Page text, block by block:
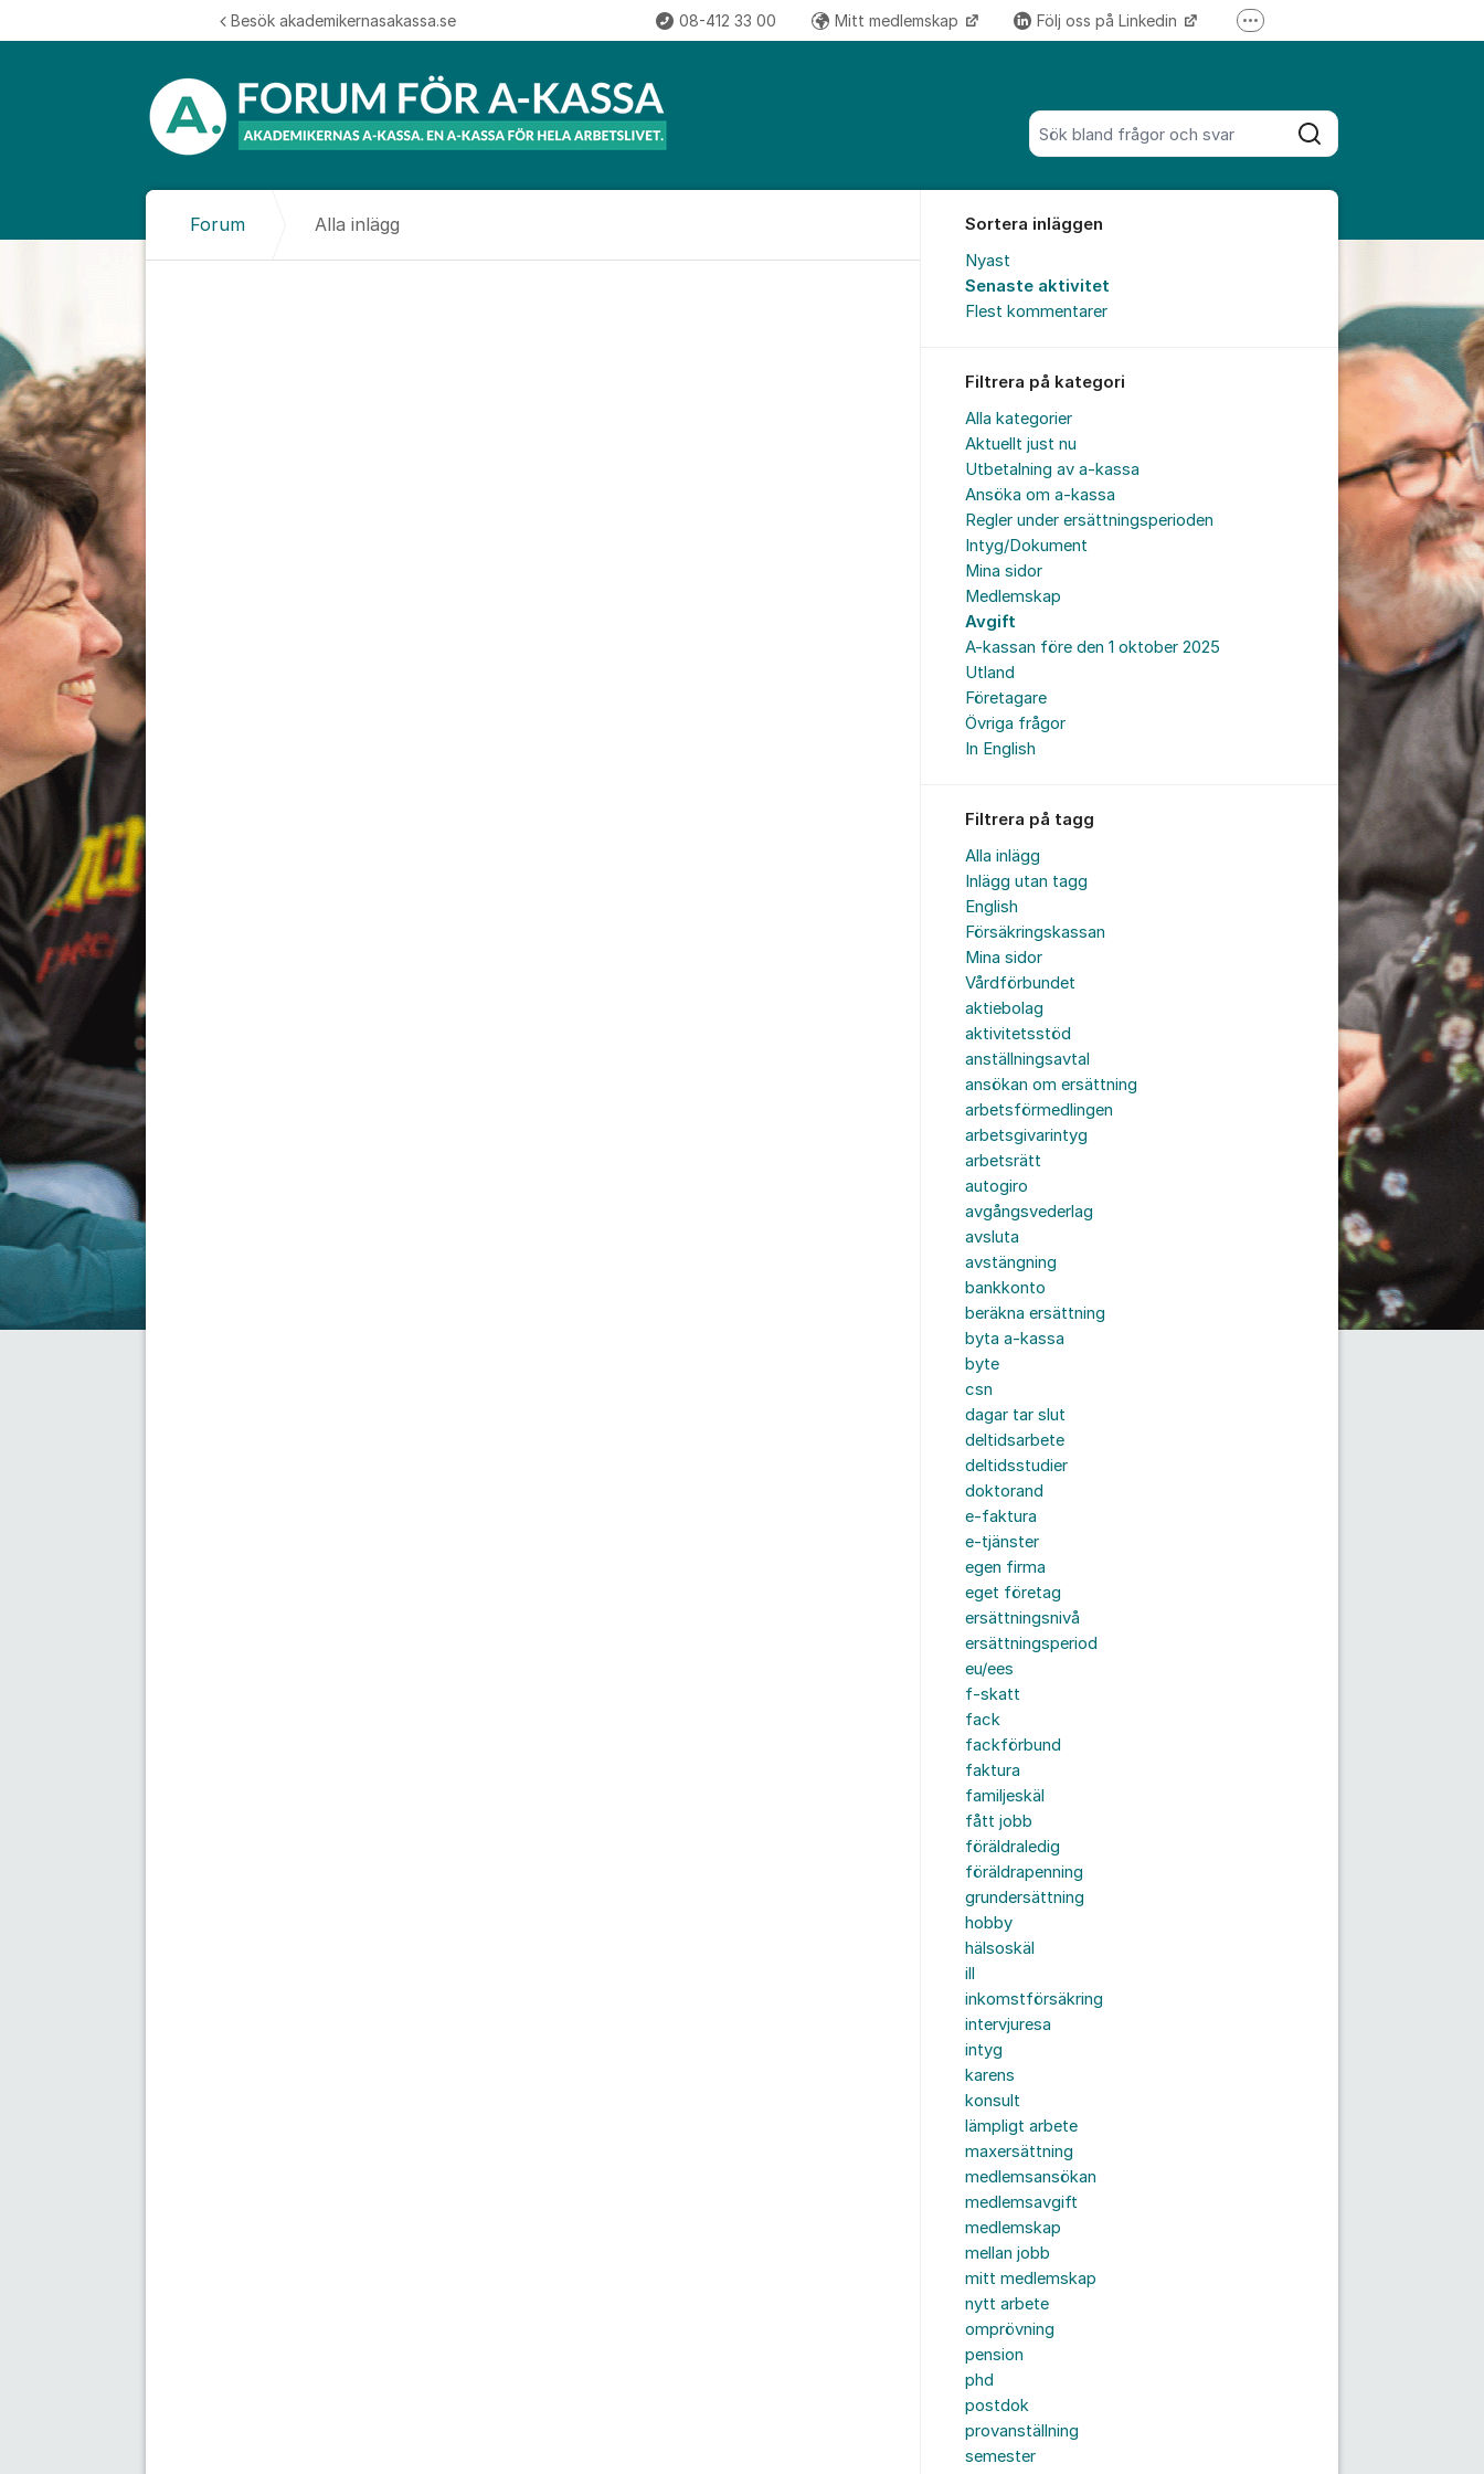
Sök bland alla inlägg
Sök
Besök akademikernasakassa.se 08-412 33 00 Mitt medlemskap Följ oss på Linkedin Fler supportlänkar
Forum Alla inlägg
Sortera inläggen
Nyast
Senaste aktivitet
Flest kommentarer
Filtrera på kategori
Alla kategorier
Aktuellt just nu
Utbetalning av a-kassa
Ansöka om a-kassa
Regler under ersättningsperioden
Intyg/Dokument
Mina sidor
Medlemskap
Avgift
A-kassan före den 1 oktober 2025
Utland
Företagare
Övriga frågor
In English
Filtrera på tagg
Alla inlägg
Inlägg utan tagg
English
Försäkringskassan
Mina sidor
Vårdförbundet
aktiebolag
aktivitetsstöd
anställningsavtal
ansökan om ersättning
arbetsförmedlingen
arbetsgivarintyg
arbetsrätt
autogiro
avgångsvederlag
avsluta
avstängning
bankkonto
beräkna ersättning
byta a-kassa
byte
csn
dagar tar slut
deltidsarbete
deltidsstudier
doktorand
e-faktura
e-tjänster
egen firma
eget företag
ersättningsnivå
ersättningsperiod
eu/ees
f-skatt
fack
fackförbund
faktura
familjeskäl
fått jobb
föräldraledig
föräldrapenning
grundersättning
hobby
hälsoskäl
ill
inkomstförsäkring
intervjuresa
intyg
karens
konsult
lämpligt arbete
maxersättning
medlemsansökan
medlemsavgift
medlemskap
mellan jobb
mitt medlemskap
nytt arbete
omprövning
pension
phd
postdok
provanställning
semester